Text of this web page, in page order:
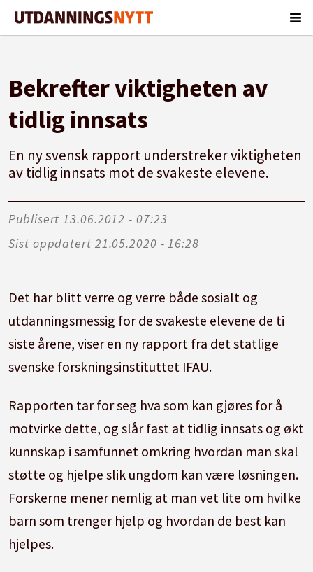
Bekrefter viktigheten av
tidlig innsats
En ny svensk rapport understreker viktigheten
av tidlig innsats mot de svakeste elevene.
Publisert
13.06.2012 - 07:23
Sist oppdatert
21.05.2020 - 16:28
Det har blitt verre og verre både sosialt og
utdanningsmessig for de svakeste elevene de ti
siste årene, viser en ny rapport fra det statlige
svenske forskningsinstituttet IFAU.
Rapporten tar for seg hva som kan gjøres for å
motvirke dette, og slår fast at tidlig innsats og økt
kunnskap i samfunnet omkring hvordan man skal
støtte og hjelpe slik ungdom kan være løsningen.
Forskerne mener nemlig at man vet lite om hvilke
barn som trenger hjelp og hvordan de best kan
hjelpes.